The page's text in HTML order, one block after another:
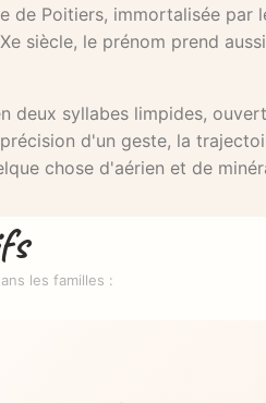
de Poitiers, immortalisée
siècle, le prénom prend
deux syllabes limpides,
d'un geste, la
chose d'aérien et de
les familles :